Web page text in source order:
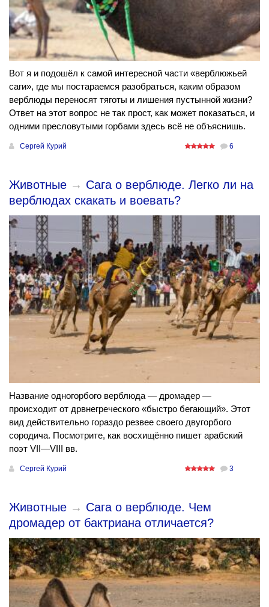
Вот я и подошёл к самой интересной части «верблюжьей
саги», где мы постараемся разобраться, каким образом
верблюды переносят тяготы и лишения пустынной жизни?
Ответ на этот вопрос не так прост, как может показаться, и
одними пресловутыми горбами здесь всё не объяснишь.
Сергей Курий 6
Животные → Сага о верблюде. Легко ли на
верблюдах скакать и воевать?
Название одногорбого верблюда — дромадер —
происходит от дрвнегреческого «быстро бегающий». Этот
вид действительно гораздо резвее своего двугорбого
сородича. Посмотрите, как восхищённо пишет арабский
поэт VII—VIII вв.
Сергей Курий 3
Животные → Сага о верблюде. Чем
дромадер от бактриана отличается?